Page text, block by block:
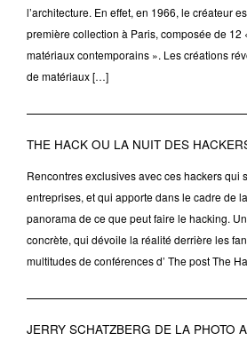
l’architecture. En effet, en 1966, le créateur
première collection à Paris, composée de 12
matériaux contemporains ». Les créations
de matériaux […]
THE HACK OU LA NUIT DES
Rencontres exclusives avec ces hackers qui
entreprises, et qui apporte dans le cadre de
panorama de ce que peut faire le hacking.
concrète, qui dévoile la réalité derrière les
multitudes de conférences d’ The post The
JERRY SCHATZBERG DE LA PHOTO